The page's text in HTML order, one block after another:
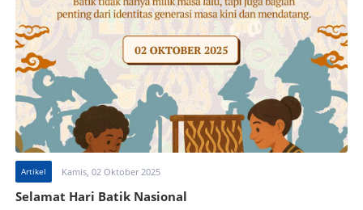
Artikel Kamis, 02 Oktober 2025
Selamat Hari Batik Nasional